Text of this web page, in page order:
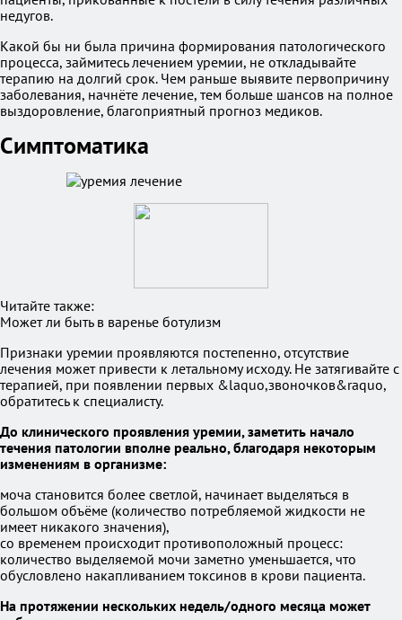
недугов.
Какой бы ни была причина формирования патологического
процесса, займитесь лечением уремии, не откладывайте
терапию на долгий срок. Чем раньше выявите первопричину
заболевания, начнёте лечение, тем больше шансов на полное
выздоровление, благоприятный прогноз медиков.
Симптоматика
Читайте также:
Может ли быть в варенье ботулизм
Признаки уремии проявляются постепенно, отсутствие
лечения может привести к летальному исходу. Не затягивайте с
терапией, при появлении первых &laquo,звоночков&raquo,
обратитесь к специалисту.
До клинического проявления уремии, заметить начало
течения патологии вполне реально, благодаря некоторым
изменениям в организме:
моча становится более светлой, начинает выделяться в
большом объёме (количество потребляемой жидкости не
имеет никакого значения),
со временем происходит противоположный процесс:
количество выделяемой мочи заметно уменьшается, что
обусловлено накапливанием токсинов в крови пациента.
На протяжении нескольких недель/одного месяца может